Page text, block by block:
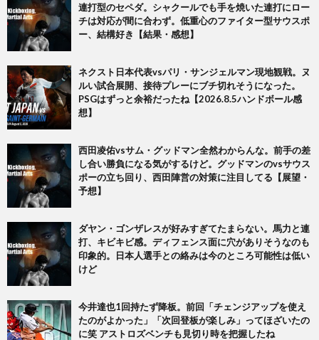
連打型のセペダ。シャクールでも手を焼いた連打にロー
チは対応が間に合わず。低重心のファイター型サウスポ
ー、結構好き【結果・感想】
ネクスト日本代表vsパリ・サンジェルマン現地観戦。ヌ
ルい試合展開、接待プレーにブチ切れそうになった。
PSGはずっと余裕だったね【2026.8.5ハンドボール感
想】
西田凌佑vsサム・グッドマン全然わからんな。前手の差
し合い勝負になる気がするけど。グッドマンのvsサウス
ポーの立ち回り、西田陣営の対策に注目してる【展望・
予想】
ダヤン・ゴンザレスが好みすぎてたまらない。馬力と連
打、キビキビ感。ディフェンス面に穴がありそうなのも
印象的。日本人選手との絡みは今のところ可能性は低い
けど
今井達也1回持たず降板。前回「チェンジアップを使え
たのがよかった」「次回登板が楽しみ」ってほざいたの
に笑 アストロズベンチも見切り時を把握したね